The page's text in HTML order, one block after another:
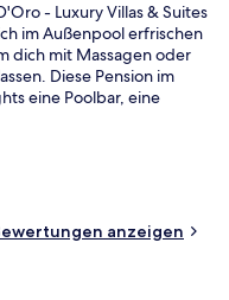
- Luxury Villas & Suites
im Außenpool erfrischen
dich mit Massagen oder
Diese Pension im
eine Poolbar, eine
anzeigen